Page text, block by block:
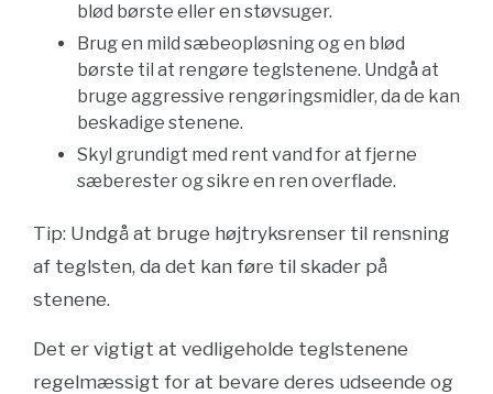
blød børste eller en støvsuger.
Brug en mild sæbeopløsning og en blød
børste til at rengøre teglstenene. Undgå at
bruge aggressive rengøringsmidler, da de kan
beskadige stenene.
Skyl grundigt med rent vand for at fjerne
sæberester og sikre en ren overflade.
Tip: Undgå at bruge højtryksrenser til rensning
af teglsten, da det kan føre til skader på
stenene.
Det er vigtigt at vedligeholde teglstenene
regelmæssigt for at bevare deres udseende og